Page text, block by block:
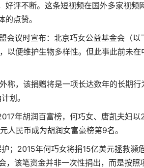
好评不断。这条短视频在国外多家视频
点赞。
会议时宣布：北京巧女公益基金会（以
以便维护生物多样性。但此事此前未在
，该捐赠将是一项长达数年的长期行
划。
年胡润百富榜，何巧女、唐凯夫妇以
人民币成为胡润女富豪榜第9名。
；2015年何巧女将捐15亿美元拯救濒
该笔资金并非一次性捐出，而是按照